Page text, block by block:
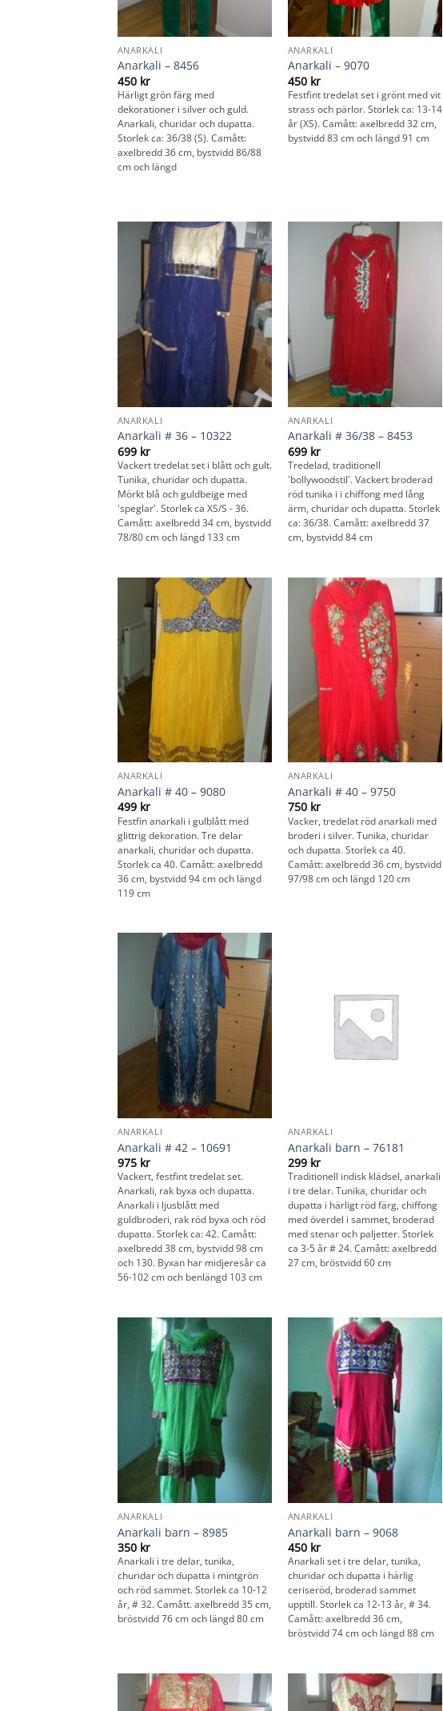
ANARKALI
Anarkali – 8456
450 kr
Härligt grön färg med
dekorationer i silver och guld.
Anarkali, churidar och dupatta.
Storlek ca: 36/38 (S). Camått:
axelbredd 36 cm, bystvidd 86/88
cm och längd
ANARKALI
Anarkali – 9070
450 kr
Festfint tredelat set i grönt med vit
strass och pärlor. Storlek ca: 13-14
år (XS). Camått: axelbredd 32 cm,
bystvidd 83 cm och längd 91 cm
ANARKALI
Anarkali # 36 – 10322
699 kr
Vackert tredelat set i blått och gult.
Tunika, churidar och dupatta.
Mörkt blå och guldbeige med
'speglar'. Storlek ca XS/S - 36.
Camått: axelbredd 34 cm, bystvidd
78/80 cm och längd 133 cm
ANARKALI
Anarkali # 36/38 – 8453
699 kr
Tredelad, traditionell
'bollywoodstil'. Vackert broderad
röd tunika i i chiffong med lång
ärm, churidar och dupatta. Storlek
ca: 36/38. Camått: axelbredd 37
cm, bystvidd 84 cm
ANARKALI
Anarkali # 40 – 9080
499 kr
Festfin anarkali i gulblått med
glittrig dekoration. Tre delar
anarkali, churidar och dupatta.
Storlek ca 40. Camått: axelbredd
36 cm, bystvidd 94 cm och längd
119 cm
ANARKALI
Anarkali # 40 – 9750
750 kr
Vacker, tredelat röd anarkali med
broderi i silver. Tunika, churidar
och dupatta. Storlek ca 40.
Camått: axelbredd 36 cm, bystvidd
97/98 cm och längd 120 cm
ANARKALI
Anarkali # 42 – 10691
975 kr
Vackert, festfint tredelat set.
Anarkali, rak byxa och dupatta.
Anarkali i ljusblått med
guldbroderi, rak röd byxa och röd
dupatta. Storlek ca: 42. Camått:
axelbredd 38 cm, bystvidd 98 cm
och 130. Byxan har midjeresår ca
56-102 cm och benlängd 103 cm
ANARKALI
Anarkali barn – 76181
299 kr
Traditionell indisk klädsel, anarkali
i tre delar. Tunika, churidar och
dupatta i härligt röd färg, chiffong
med överdel i sammet, broderad
med stenar och paljetter. Storlek
ca 3-5 år # 24. Camått: axelbredd
27 cm, bröstvidd 60 cm
ANARKALI
Anarkali barn – 8985
350 kr
Anarkali i tre delar, tunika,
churidar och dupatta i mintgrön
och röd sammet. Storlek ca 10-12
år, # 32. Camått. axelbredd 35 cm,
bröstvidd 76 cm och längd 80 cm
ANARKALI
Anarkali barn – 9068
450 kr
Anarkali set i tre delar, tunika,
churidar och dupatta i härlig
ceriseröd, broderad sammet
upptill. Storlek ca 12-13 år, # 34.
Camått: axelbredd 36 cm,
bröstvidd 74 cm och längd 88 cm